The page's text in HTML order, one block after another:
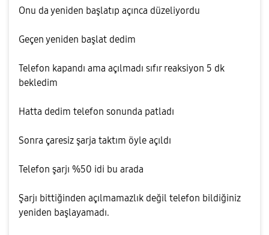
Onu da yeniden başlatıp açınca düzeliyordu
Geçen yeniden başlat dedim
Telefon kapandı ama açılmadı sıfır reaksiyon 5 dk
bekledim
Hatta dedim telefon sonunda patladı
Sonra çaresiz şarja taktım öyle açıldı
Telefon şarjı %50 idi bu arada
Şarjı bittiğinden açılmamazlık değil telefon bildiğiniz
yeniden başlayamadı.